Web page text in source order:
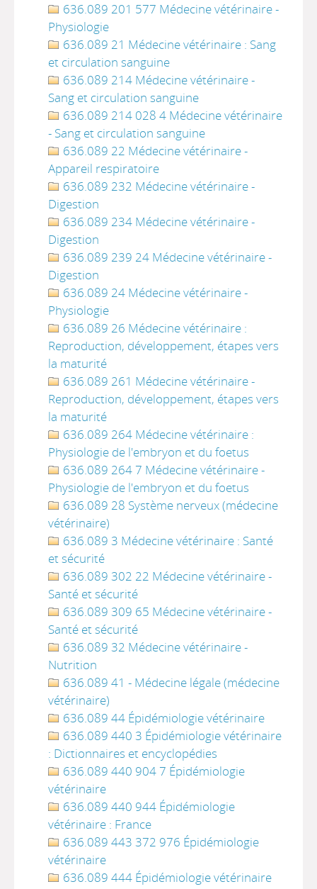
636.089 201 577 Médecine vétérinaire -
Physiologie
636.089 21 Médecine vétérinaire : Sang
et circulation sanguine
636.089 214 Médecine vétérinaire -
Sang et circulation sanguine
636.089 214 028 4 Médecine vétérinaire
- Sang et circulation sanguine
636.089 22 Médecine vétérinaire -
Appareil respiratoire
636.089 232 Médecine vétérinaire -
Digestion
636.089 234 Médecine vétérinaire -
Digestion
636.089 239 24 Médecine vétérinaire -
Digestion
636.089 24 Médecine vétérinaire -
Physiologie
636.089 26 Médecine vétérinaire :
Reproduction, développement, étapes vers
la maturité
636.089 261 Médecine vétérinaire -
Reproduction, développement, étapes vers
la maturité
636.089 264 Médecine vétérinaire :
Physiologie de l'embryon et du foetus
636.089 264 7 Médecine vétérinaire -
Physiologie de l'embryon et du foetus
636.089 28 Système nerveux (médecine
vétérinaire)
636.089 3 Médecine vétérinaire : Santé
et sécurité
636.089 302 22 Médecine vétérinaire -
Santé et sécurité
636.089 309 65 Médecine vétérinaire -
Santé et sécurité
636.089 32 Médecine vétérinaire -
Nutrition
636.089 41 - Médecine légale (médecine
vétérinaire)
636.089 44 Épidémiologie vétérinaire
636.089 440 3 Épidémiologie vétérinaire
: Dictionnaires et encyclopédies
636.089 440 904 7 Épidémiologie
vétérinaire
636.089 440 944 Épidémiologie
vétérinaire : France
636.089 443 372 976 Épidémiologie
vétérinaire
636.089 444 Épidémiologie vétérinaire